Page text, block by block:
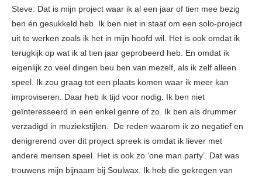
Steve: Dat is mijn project waar ik al een jaar of tien mee bezig
ben én gesukkeld heb. Ik ben niet in staat om een solo-project
uit te werken zoals ik het in mijn hoofd wil. Het is ook omdat ik
terugkijk op wat ik al tien jaar geprobeerd heb. En omdat ik
eigenlijk zo veel dingen beu ben van mezelf, als ik zelf alleen
speel. Ik zou graag tot een plaats komen waar ik meer kan
improviseren. Daar heb ik tijd voor nodig. Ik ben niet
geïnteresseerd in een enkel genre of zo. Ik ben als drummer
verzadigd in muziekstijlen. De reden waarom ik zo negatief en
denigrerend over dit project spreek is omdat ik liever met
andere mensen speel. Het is ook zo ‘one man party’. Dat was
trouwens mijn bijnaam bij Soulwax. Ik heb die gekregen van